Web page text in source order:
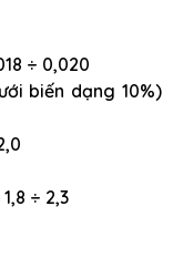
÷ 0,020
biến dạng 10%)
÷ 2,3